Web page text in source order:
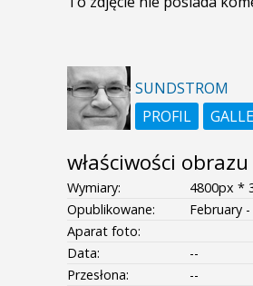
SUNDSTROM
PROFIL
właściwości obrazu
Wymiary:
4800px *
Opublikowane:
February
Aparat foto:
Data:
--
Przesłona:
--